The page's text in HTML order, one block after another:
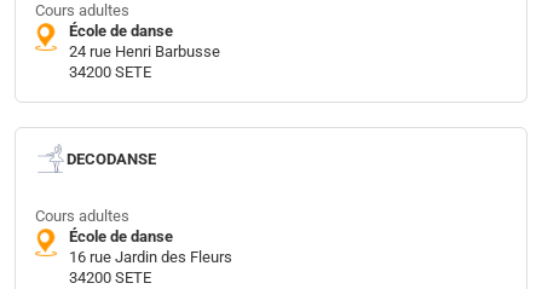
Cours adultes
École de danse
24 rue Henri Barbusse
34200 SETE
DECODANSE
Cours adultes
École de danse
16 rue Jardin des Fleurs
34200 SETE